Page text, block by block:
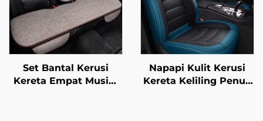
Set Bantal Kerusi
Kereta Empat Musim
Napapi Kulit Kerusi
Kereta Keliling Penuh